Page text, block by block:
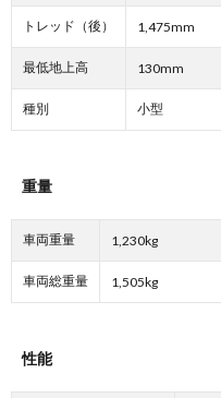
トレッド（後） 1,475mm
最低地上高 130mm
種別 小型
重量
車両重量 1,230kg
車両総重量 1,505kg
性能